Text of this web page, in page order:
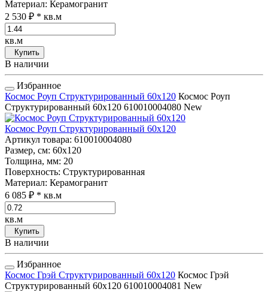
Материал: Керамогранит
2 530 ₽ * кв.м
кв.м
Купить
В наличии
Избранное
Космос Роуп Структурированный 60x120 Космос Роуп
Структурированный 60x120 610010004080 New
Космос Роуп Структурированный 60x120
Артикул товара: 610010004080
Размер, см: 60x120
Толщина, мм: 20
Поверхность: Структурированная
Материал: Керамогранит
6 085 ₽ * кв.м
кв.м
Купить
В наличии
Избранное
Космос Грэй Структурированный 60x120 Космос Грэй
Структурированный 60x120 610010004081 New